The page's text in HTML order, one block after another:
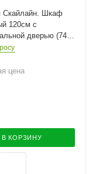
Скайлайн. Шкаф
120см с
дверью (74
св/белый)
цена
В КОРЗИНУ